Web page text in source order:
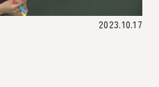
2023.10.17